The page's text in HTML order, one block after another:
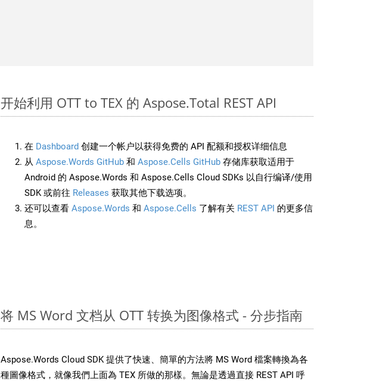
开始利用 OTT to TEX 的 Aspose.Total REST API
在 Dashboard 创建一个帐户以获得免费的 API 配额和授权详细信息
从 Aspose.Words GitHub 和 Aspose.Cells GitHub 存储库获取适用于
Android 的 Aspose.Words 和 Aspose.Cells Cloud SDKs 以自行编译/使用
SDK 或前往 Releases 获取其他下载选项。
还可以查看 Aspose.Words 和 Aspose.Cells 了解有关 REST API 的更多信
息。
将 MS Word 文档从 OTT 转换为图像格式 - 分步指南
Aspose.Words Cloud SDK 提供了快速、簡單的方法將 MS Word 檔案轉換為各
種圖像格式，就像我們上面為 TEX 所做的那樣。無論是透過直接 REST API 呼